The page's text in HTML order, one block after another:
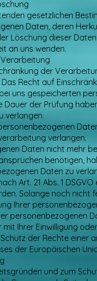
gesetzlichen
Daten, deren
Löschung dieser
an uns wenden.
der
Recht auf
uns gespeicherten
Dauer der Prüfung
verlangen.
verlangen.
Daten nicht mehr
benötigen,
Daten zu
Art. 21 Abs. 1
Solange noch nicht
Ihrer
personenbezogenen
Ihrer Einwilligung
der Rechte einer
der Europäischen
und zum